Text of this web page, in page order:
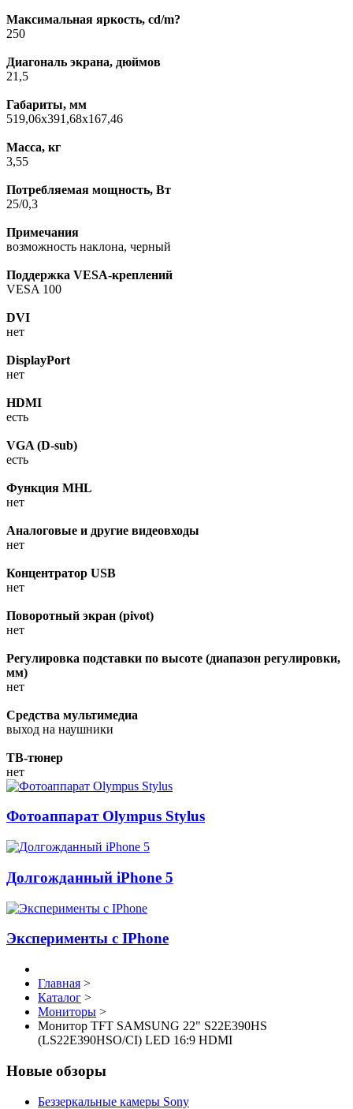
Максимальная яркость, cd/m?
250
Диагональ экрана, дюймов
21,5
Габариты, мм
519,06x391,68x167,46
Масса, кг
3,55
Потребляемая мощность, Вт
25/0,3
Примечания
возможность наклона, черный
Поддержка VESA-креплений
VESA 100
DVI
нет
DisplayPort
нет
HDMI
есть
VGA (D-sub)
есть
Функция MHL
нет
Аналоговые и другие видеовходы
нет
Концентратор USB
нет
Поворотный экран (pivot)
нет
Регулировка подставки по высоте (диапазон регулировки,
мм)
нет
Средства мультимедиа
выход на наушники
ТВ-тюнер
нет
Фотоаппарат Olympus Stylus
Долгожданный iPhone 5
Эксперименты с IPhone
Главная >
Каталог >
Мониторы >
Монитор TFT SAMSUNG 22" S22E390HS
(LS22E390HSO/CI) LED 16:9 HDMI
Новые обзоры
Беззеркальные камеры Sony